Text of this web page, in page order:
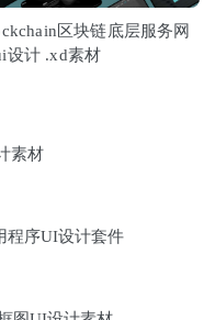
区块链底层服务网
设计 .xd素材
素材
程序UI设计套件